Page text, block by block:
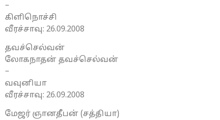
–
கிளிநொச்சி
வீரச்சாவு: 26.09.2008
தவச்செல்வன்
லோகநாதன் தவச்செல்வன்
–
வவுனியா
வீரச்சாவு: 26.09.2008
மேஜர் ஞானதீபன் (சத்தியா)